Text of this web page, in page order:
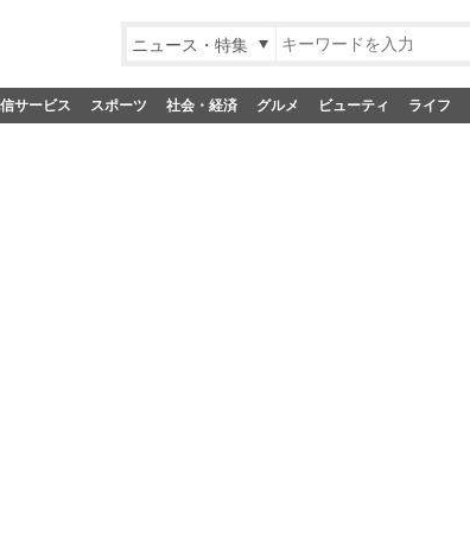
ニュース・特集
サービス スポーツ 社会・経済 グルメ ビューティ ライフ